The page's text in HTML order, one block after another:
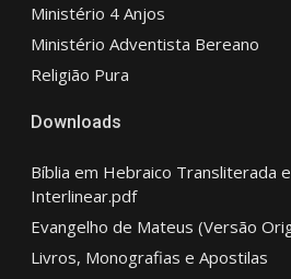
Ministério 4 Anjos
Ministério Adventista Bereano
Religião Pura
Downloads
Bíblia em Hebraico Transliterada
Interlinear.pdf
Evangelho de Mateus (Versão
Livros, Monografias e Apostilas